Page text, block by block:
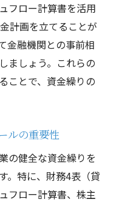
フロー計算書を活用
計画を立てることが
金融機関との事前相
ましょう。これらの
ことで、資金繰りの
ルの重要性
の健全な資金繰りを
。特に、財務4表（貸
フロー計算書、株主